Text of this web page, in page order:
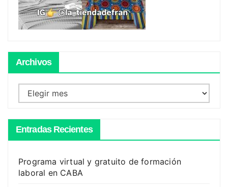
Archivos
Archivos
Entradas Recientes
Programa virtual y gratuito de formación
laboral en CABA